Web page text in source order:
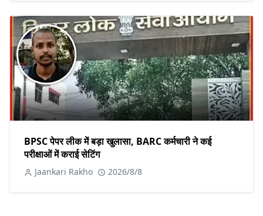
BPSC पेपर लीक में बड़ा खुलासा, BARC कर्मचारी ने कई
परीक्षाओं में कराई सेटिंग
Jaankari Rakho 2026/8/8